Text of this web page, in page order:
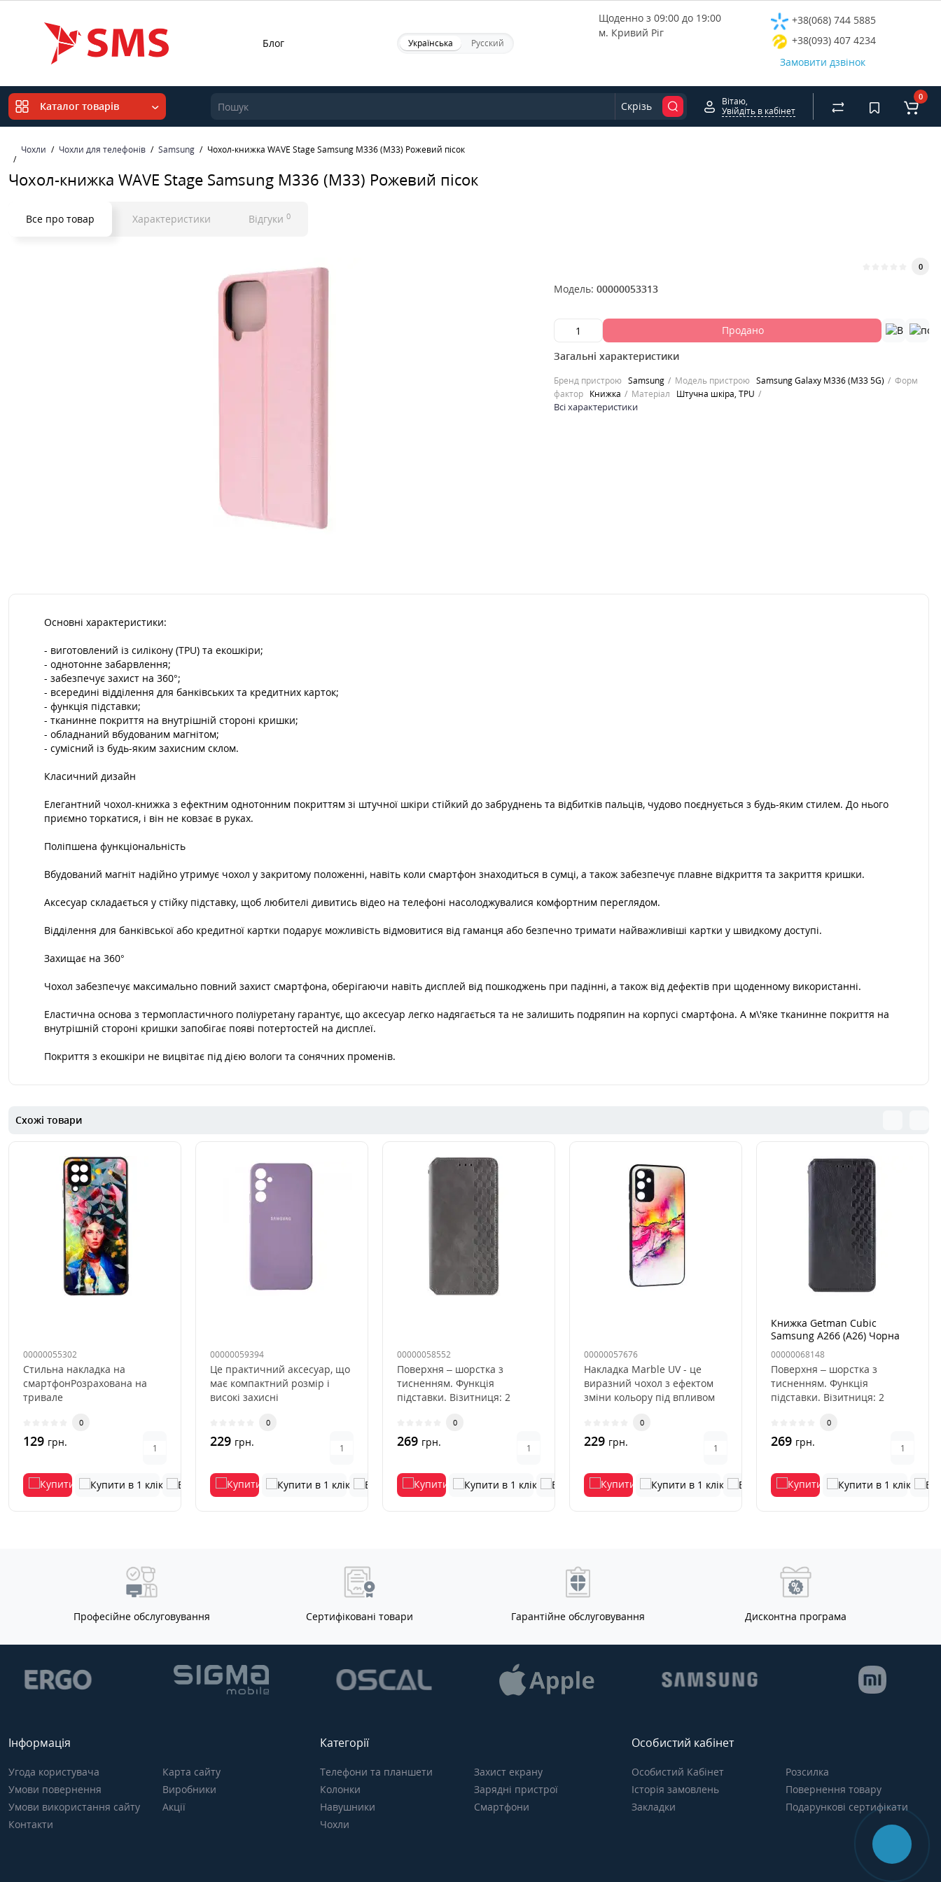
Блог Українська Русский
Щоденно з 09:00 до 19:00
м. Кривий Ріг
+38(068) 744 5885
+38(093) 407 4234
Замовити дзвінок
Каталог товарів Скрізь
Вітаю,
Увійдіть в кабінет
0
Чохли Чохли для телефонів Samsung Чохол-книжка WAVE Stage Samsung M336 (M33) Рожевий пісок
Чохол-книжка WAVE Stage Samsung M336 (M33) Рожевий пісок
Все про товар Характеристики Відгуки 0
0
Модель: 00000053313
Продано
Загальні характеристики
Бренд пристрою Samsung Модель пристрою Samsung Galaxy M336 (M33 5G)
Форм
фактор
Книжка Матеріал Штучна шкіра, TPU
Всі характеристики
Основні характеристики:
- виготовлений із силікону (TPU) та екошкіри;
- однотонне забарвлення;
- забезпечує захист на 360°;
- всередині відділення для банківських та кредитних карток;
- функція підставки;
- тканинне покриття на внутрішній стороні кришки;
- обладнаний вбудованим магнітом;
- сумісний із будь-яким захисним склом.
Класичний дизайн
Елегантний чохол-книжка з ефектним однотонним покриттям зі штучної шкіри стійкий до забруднень та відбитків пальців, чудово поєднується з будь-яким стилем. До нього
приємно торкатися, і він не ковзає в руках.
Поліпшена функціональність
Вбудований магніт надійно утримує чохол у закритому положенні, навіть коли смартфон знаходиться в сумці, а також забезпечує плавне відкриття та закриття кришки.
Аксесуар складається у стійку підставку, щоб любителі дивитись відео на телефоні насолоджувалися комфортним переглядом.
Відділення для банківської або кредитної картки подарує можливість відмовитися від гаманця або безпечно тримати найважливіші картки у швидкому доступі.
Захищає на 360°
Чохол забезпечує максимально повний захист смартфона, оберігаючи навіть дисплей від пошкоджень при падінні, а також від дефектів при щоденному використанні.
Еластична основа з термопластичного поліуретану гарантує, що аксесуар легко надягається та не залишить подряпин на корпусі смартфона. А м\'яке тканинне покриття на
внутрішній стороні кришки запобігає появі потертостей на дисплеї.
Покриття з екошкіри не вицвітає під дією вологи та сонячних променів.
Схожі товари
00000055302
Стильна накладка на
смартфонРозрахована на
тривале
деформація та вицвітання..
0
129 грн.
00000059394
Це практичний аксесуар, що
має компактний розмір і
високі захисні
0
229 грн.
00000058552
Поверхня – шорстка з
тисненням. Функція
підставки. Візитниця: 2
0
269 грн.
00000057676
Накладка Marble UV - це
виразний чохол з ефектом
зміни кольору під впливом
0
229 грн.
Книжка Getman Cubic
Samsung A266 (A26) Чорна
00000068148
Поверхня – шорстка з
тисненням. Функція
підставки. Візитниця: 2
0
269 грн.
Професійне обслуговування Сертифіковані товари Гарантійне обслуговування Дисконтна програма
Інформація
Угода користувача
Умови повернення
Умови використання сайту
Контакти
Карта сайту
Виробники
Акції
Категорії
Телефони та планшети
Колонки
Навушники
Чохли
Захист екрану
Зарядні пристрої
Смартфони
Особистий кабінет
Особистий Кабінет
Історія замовлень
Закладки
Розсилка
Повернення товару
Подарункові сертифікати